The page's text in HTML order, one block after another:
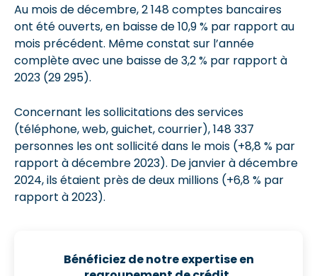
Au mois de décembre, 2 148 comptes bancaires
ont été ouverts, en baisse de 10,9 % par rapport au
mois précédent. Même constat sur l’année
complète avec une baisse de 3,2 % par rapport à
2023 (29 295).
Concernant les sollicitations des services
(téléphone, web, guichet, courrier), 148 337
personnes les ont sollicité dans le mois (+8,8 % par
rapport à décembre 2023). De janvier à décembre
2024, ils étaient près de deux millions (+6,8 % par
rapport à 2023).
Bénéficiez de notre expertise en